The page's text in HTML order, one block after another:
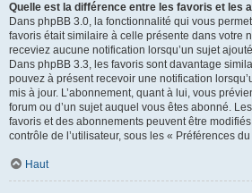
Quelle est la différence entre les favoris et les
Dans phpBB 3.0, la fonctionnalité qui vous
favoris était similaire à celle présente dans votre
receviez aucune notification lorsqu’un sujet
Dans phpBB 3.3, les favoris sont davantage
pouvez à présent recevoir une notification
mis à jour. L’abonnement, quant à lui, vous
forum ou d’un sujet auquel vous êtes abonné.
favoris et des abonnements peuvent être
contrôle de l’utilisateur, sous les « Préférences
Haut